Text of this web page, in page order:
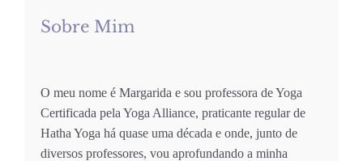
Sobre Mim
O meu nome é Margarida e sou professora de Yoga
Certificada pela Yoga Alliance, praticante regular de
Hatha Yoga há quase uma década e onde, junto de
diversos professores, vou aprofundando a minha